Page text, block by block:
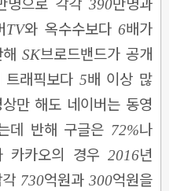
390
TV와 옥수수보다 6배가
SK브로드밴드가 공개
래픽보다 5배 이상 많
상만 해도 네이버는 동영
데 반해 구글은 72%나
카카오의 경우2016년
730억원과300억원을